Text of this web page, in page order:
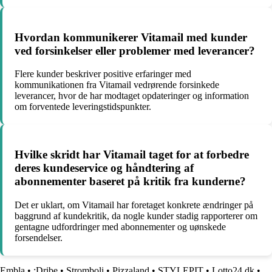
Hvordan kommunikerer Vitamail med kunder
ved forsinkelser eller problemer med leverancer?
Flere kunder beskriver positive erfaringer med
kommunikationen fra Vitamail vedrørende forsinkede
leverancer, hvor de har modtaget opdateringer og information
om forventede leveringstidspunkter.
Hvilke skridt har Vitamail taget for at forbedre
deres kundeservice og håndtering af
abonnementer baseret på kritik fra kunderne?
Det er uklart, om Vitamail har foretaget konkrete ændringer på
baggrund af kundekritik, da nogle kunder stadig rapporterer om
gentagne udfordringer med abonnementer og uønskede
forsendelser.